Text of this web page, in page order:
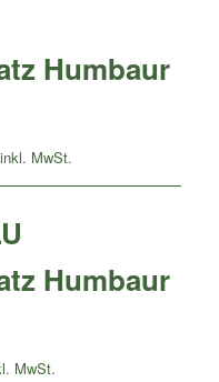
Humbaur
Humbaur